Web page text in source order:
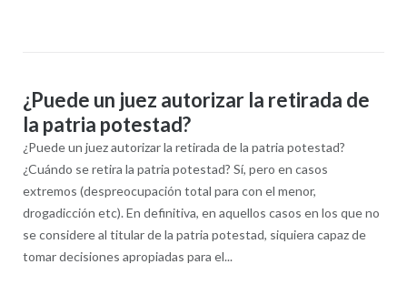
¿Puede un juez autorizar la retirada de
la patria potestad?
¿Puede un juez autorizar la retirada de la patria potestad?
¿Cuándo se retira la patria potestad? Sí, pero en casos
extremos (despreocupación total para con el menor,
drogadicción etc). En definitiva, en aquellos casos en los que no
se considere al titular de la patria potestad, siquiera capaz de
tomar decisiones apropiadas para el...